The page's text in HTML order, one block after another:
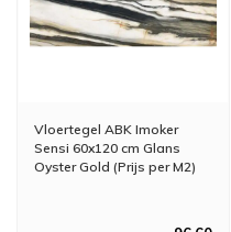
Vloertegel ABK Imoker
Sensi 60x120 cm Glans
Oyster Gold (Prijs per M2)